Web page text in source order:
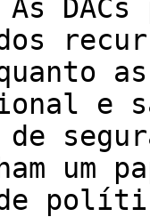
DACs
e
um
de